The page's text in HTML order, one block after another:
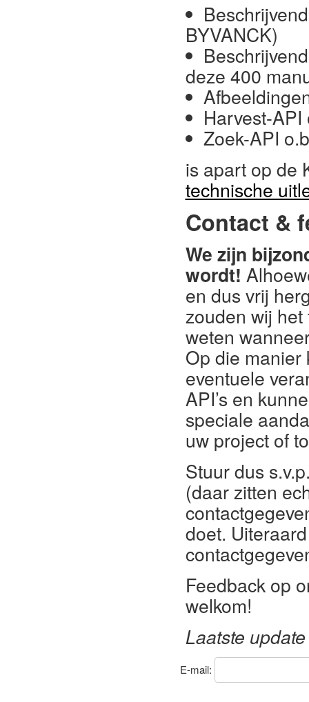
BYVANCK)
deze 400
Harvest-API
Zoek-API
is apart op de
technische
Contact &
We zijn
wordt!
en dus vrij
zouden wij
weten
Op die manier
eventuele
API’s en
speciale
uw project of
Stuur dus
(daar zitten
doet.
Feedback op
welkom!
Laatste
E-mail: